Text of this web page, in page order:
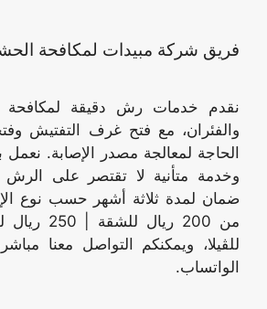
فريق شركة مبيدات لمكافحة
نقدم خدمات رش دقيقة لمكافحة
والفئران، مع فتح غرف التفتيش
الحاجة لمعالجة مصدر الإصابة.
وخدمة متأنية لا تقتصر على
ضمان لمدة ثلاثة أشهر حسب نوع
للڤيلا، ويمكنكم التواصل معنا
الواتساب.